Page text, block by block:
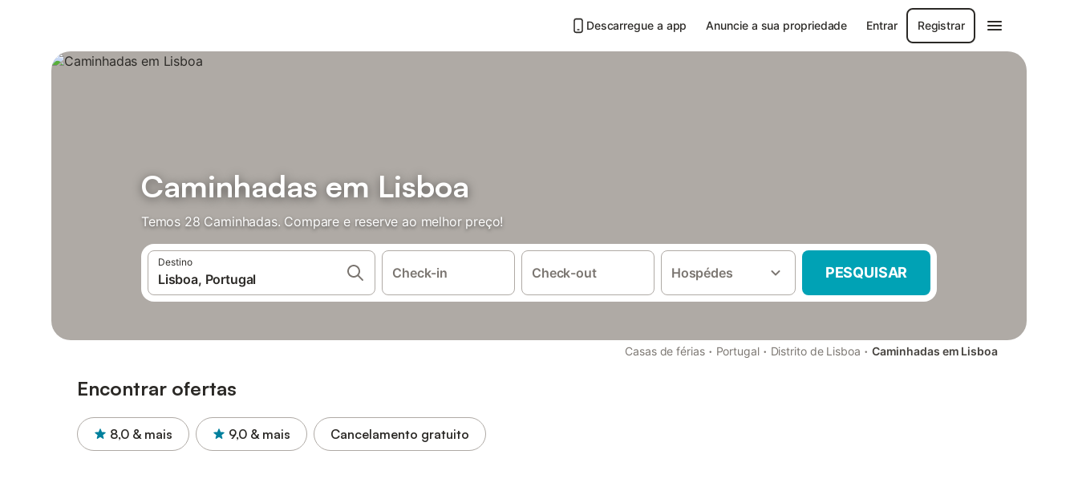
Descarregue a app Anuncie a sua propriedade Entrar Registrar
Caminhadas em Lisboa
Temos 28 Caminhadas. Compare e reserve ao melhor preço!
Destino
Check-in Check-out Hospédes PESQUISAR
Casas de férias · Portugal · Distrito de Lisboa · Caminhadas em Lisboa
Encontrar ofertas
8,0 & mais 9,0 & mais Cancelamento gratuito